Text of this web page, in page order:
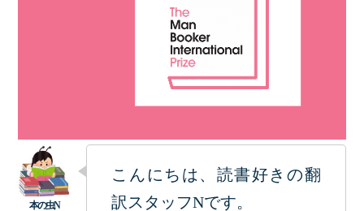
こんにちは、読書好きの翻
訳スタッフNです。